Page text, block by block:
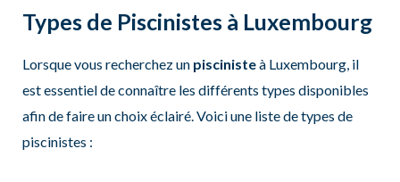
Types de Piscinistes à Luxembourg
Lorsque vous recherchez un piscinisteà Luxembourg, il
est essentiel de connaître les différents types disponibles
afin de faire un choix éclairé. Voici une liste de types de
piscinistes :